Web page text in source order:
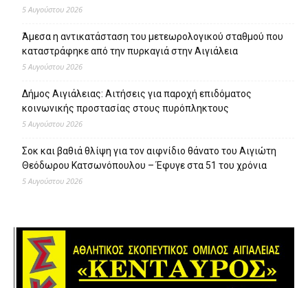
5 Αυγούστου 2026
Άμεσα η αντικατάσταση του μετεωρολογικού σταθμού που
καταστράφηκε από την πυρκαγιά στην Αιγιάλεια
5 Αυγούστου 2026
Δήμος Αιγιάλειας: Αιτήσεις για παροχή επιδόματος
κοινωνικής προστασίας στους πυρόπληκτους
5 Αυγούστου 2026
Σοκ και βαθιά θλίψη για τον αιφνίδιο θάνατο του Αιγιώτη
Θεόδωρου Κατσωνόπουλου – Έφυγε στα 51 του χρόνια
5 Αυγούστου 2026